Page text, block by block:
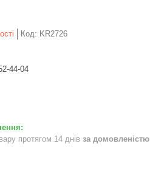
Код: KR2726
44-04
протягом 14 днів за домовленістю